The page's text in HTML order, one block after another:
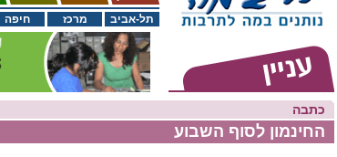
חיפה מרכז תל-אביב
כתבה
החינמון לסוף השבוע